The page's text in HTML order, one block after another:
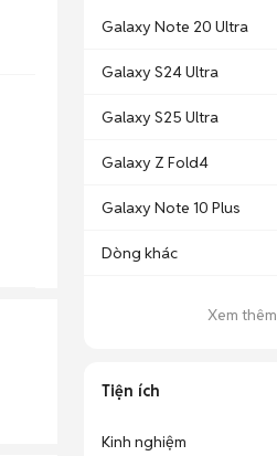
Galaxy Note 20 Ultra
Galaxy S24 Ultra
Galaxy S25 Ultra
Galaxy Z Fold4
Galaxy Note 10 Plus
Dòng khác
Xem thêm
Tiện ích
Kinh nghiệm